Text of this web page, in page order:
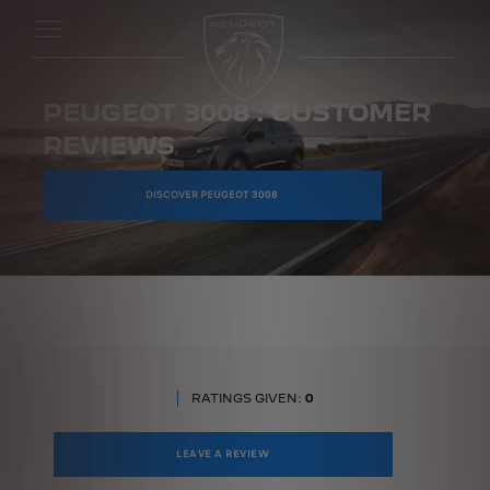
PEUGEOT 3008 : CUSTOMER
REVIEWS
DISCOVER PEUGEOT 3008
RATINGS GIVEN: 0
LEAVE A REVIEW